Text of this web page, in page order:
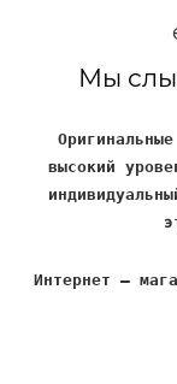
Мы
высокий
Интернет –